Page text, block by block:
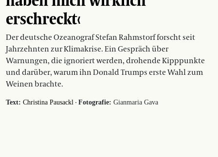
erschreckt‹
Der deutsche Ozeanograf Stefan Rahmstorf forscht seit
Jahrzehnten zur Klimakrise. Ein Gespräch über
Warnungen, die ignoriert werden, drohende Kipppunkte
und darüber, warum ihn Donald Trumps erste Wahl zum
Weinen brachte.
Text: Christina Pausackl · Fotografie: Gianmaria Gava